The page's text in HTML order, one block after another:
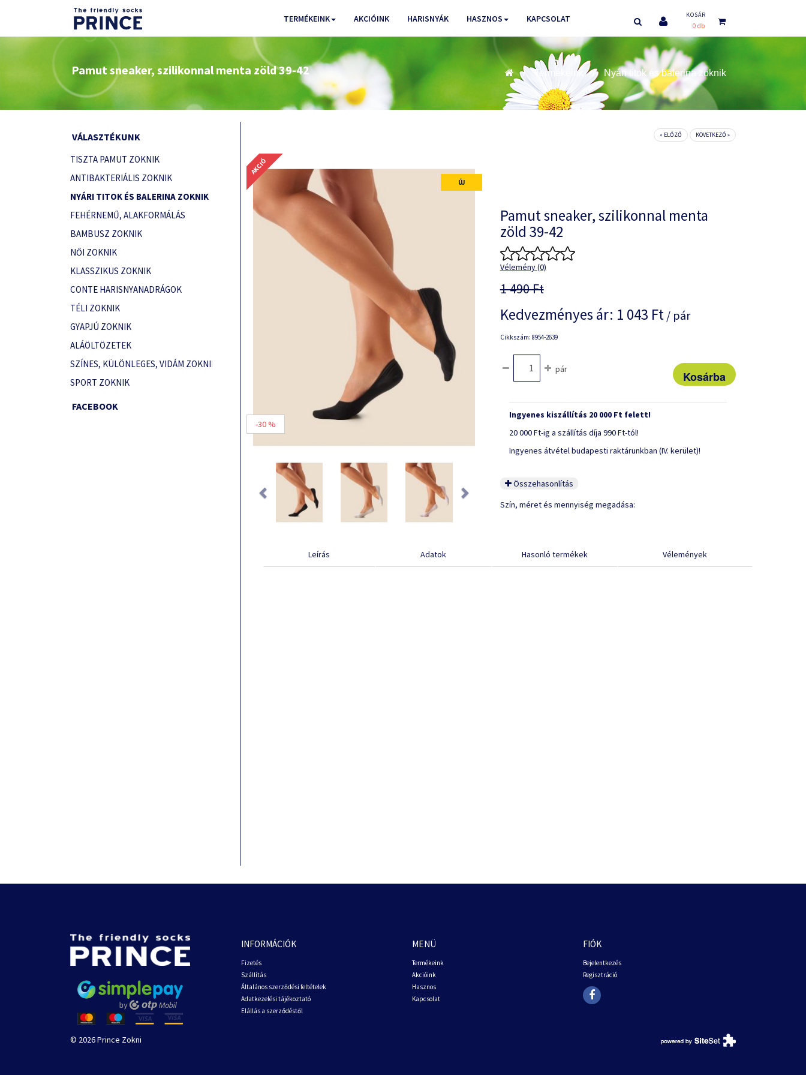
TERMÉKEINK AKCIÓINK HARISNYÁK HASZNOS KAPCSOLAT KOSÁR
0 db
Pamut sneaker, szilikonnal menta zöld 39-42 Termékeink Nyári titok és balerina zoknik
VÁLASZTÉKUNK
TISZTA PAMUT ZOKNIK
ANTIBAKTERIÁLIS ZOKNIK
NYÁRI TITOK ÉS BALERINA ZOKNIK
FEHÉRNEMŰ, ALAKFORMÁLÁS
BAMBUSZ ZOKNIK
NŐI ZOKNIK
KLASSZIKUS ZOKNIK
CONTE HARISNYANADRÁGOK
TÉLI ZOKNIK
GYAPJÚ ZOKNIK
ALÁÖLTÖZETEK
SZÍNES, KÜLÖNLEGES, VIDÁM ZOKNIK
SPORT ZOKNIK
FACEBOOK
« ELŐZŐ KÖVETKEZŐ »
-30 %
AKCIÓ
ÚJ
Previous
Pamut sneaker, szilikonnal menta
zöld 39-42
Vélemény (0)
1 490 Ft
Kedvezményes ár: 1 043 Ft/ pár
Cikkszám: 8954-2639
pár
Ingyenes kiszállítás 20 000 Ft felett!
20 000 Ft-ig a szállítás díja 990 Ft-tól!
Ingyenes átvétel budapesti raktárunkban (IV. kerület)!
Összehasonlítás
Szín, méret és mennyiség megadása:
Leírás Adatok Hasonló termékek Vélemények
INFORMÁCIÓK
Fizetés
Szállítás
Általános szerződési feltételek
Adatkezelési tájékoztató
Elállás a szerződéstől
MENÜ
Termékeink
Akcióink
Hasznos
Kapcsolat
FIÓK
Bejelentkezés
Regisztráció
© 2026 Prince Zokni